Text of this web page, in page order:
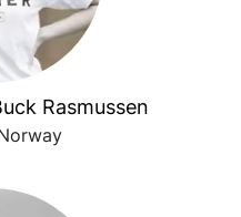
Rasmussen